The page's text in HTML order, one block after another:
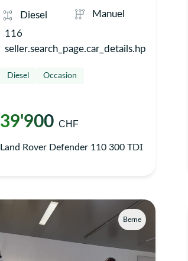
Diesel
Manuel
116
seller.search_page.car_details.hp
Diesel Occasion
39'900CHF
Land Rover Defender 110 300 TDI
Berne